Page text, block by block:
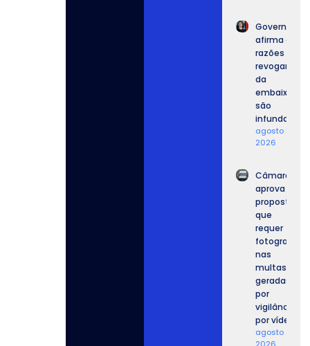
Governo
afirma que
razões para
revogar
da
são
infundadas.
agosto 5,
2026
Câmara
aprova
proposta
que
requer
fotografia
nas
multas
geradas
por
vigilância
por vídeo.
agosto 4,